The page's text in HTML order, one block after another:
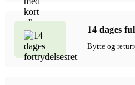
14 dages
Bytte og